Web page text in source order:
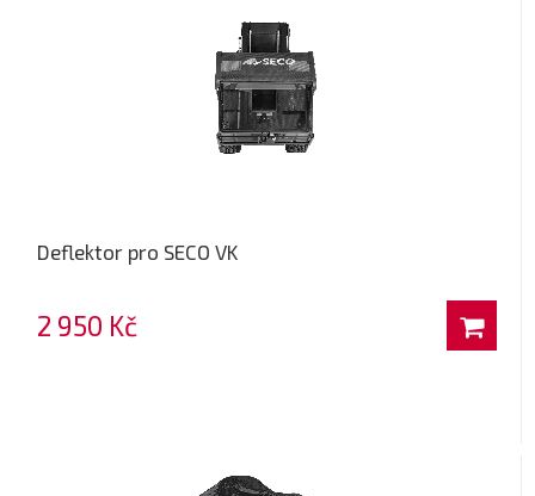
Deflektor pro SECO VK
2 950 Kč